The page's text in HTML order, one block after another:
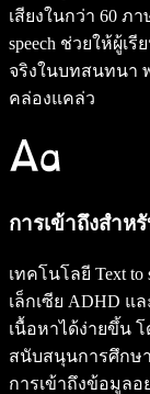
เสียงในกว่า 60 ภ
speech ช่วยให้ผู้เ
จริงในบทสนทนา
คล่องแคล่ว
การเข้าถึงสำห
เทคโนโลยี Text
เล็กเซีย ADHD แ
เนื้อหาได้ง่ายขึ้น
สนับสนุนการศึกษ
การเข้าถึงข้อมูลอ